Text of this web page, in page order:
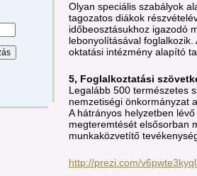
Olyan speciális szabályok
tagozatos diákok
időbeosztásukhoz igazodó
lebonyolításával
oktatási intézmény alapító
5, Foglalkoztatási
Legalább 500 természetes
nemzetiségi önkormányzat
A hátrányos helyzetben
megteremtését elsősorban
munkaközvetítő
http://prezi.com/